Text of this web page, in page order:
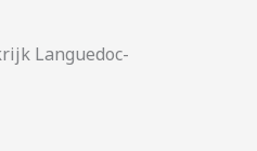
Languedoc-